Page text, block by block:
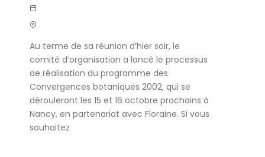
Au terme de sa réunion d’hier soir, le
comité d’organisation a lancé le processus
de réalisation du programme des
Convergences botaniques 2002, qui se
dérouleront les 15 et 16 octobre prochains à
Nancy, en partenariat avec Floraine. Si vous
souhaitez